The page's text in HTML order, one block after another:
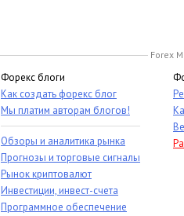
Forex
Форекс блоги
Как создать форекс блог
Мы платим авторам блогов!
Обзоры и аналитика рынка
Прогнозы и торговые сигналы
Рынок криптовалют
Инвестиции, инвест-счета
Программное обеспечение